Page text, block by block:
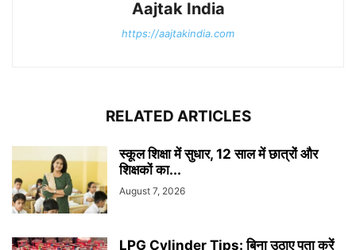
Aajtak India
https://aajtakindia.com
RELATED ARTICLES
स्कूल शिक्षा में सुधार, 12 साल में छात्रों और
शिक्षकों का...
August 7, 2026
LPG Cylinder Tips: बिना उठाए पता करें